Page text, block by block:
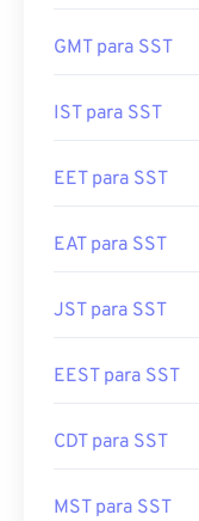
GMT para SST
IST para SST
EET para SST
EAT para SST
JST para SST
EEST para SST
CDT para SST
MST para SST